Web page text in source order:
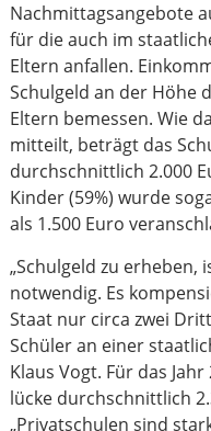
Nachmittagsangebote
für die auch im
Eltern anfallen.
Schulgeld an der Höhe
Eltern bemessen. Wie
mitteilt, beträgt das
durchschnittlich 2.000
Kinder (59%) wurde
als 1.500 Euro
„Schulgeld zu
notwendig. Es
Staat nur circa zwei
Schüler an einer
Klaus Vogt. Für das
lücke durchschnittlich
„Privatschulen sind